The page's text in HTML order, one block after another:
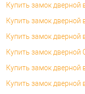
Купить замок дверной
Купить замок дверной
Купить замок дверной
Купить замок дверной
Купить замок дверной
Купить замок дверной